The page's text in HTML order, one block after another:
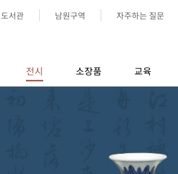
도서관 남원구역 자주하는 질문
전시 소장품 교육